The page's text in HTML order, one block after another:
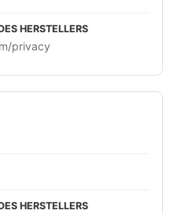
privacy